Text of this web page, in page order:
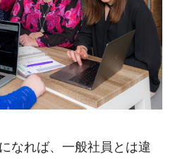
なれば、一般社員とは違